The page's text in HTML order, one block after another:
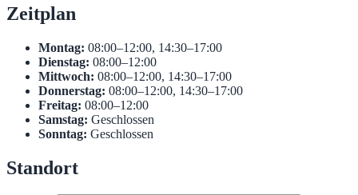
Zeitplan
Montag: 08:00–12:00, 14:30–17:00
Dienstag: 08:00–12:00
Mittwoch: 08:00–12:00, 14:30–17:00
Donnerstag: 08:00–12:00, 14:30–17:00
Freitag: 08:00–12:00
Samstag: Geschlossen
Sonntag: Geschlossen
Standort